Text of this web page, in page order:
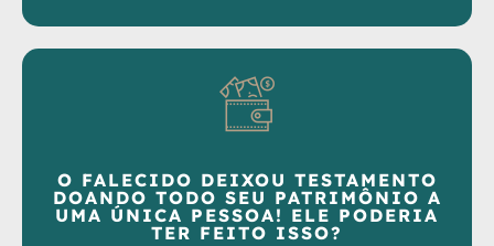
O FALECIDO DEIXOU TESTAMENTO
DOANDO TODO SEU PATRIMÔNIO A
UMA ÚNICA PESSOA! ELE PODERIA
TER FEITO ISSO?